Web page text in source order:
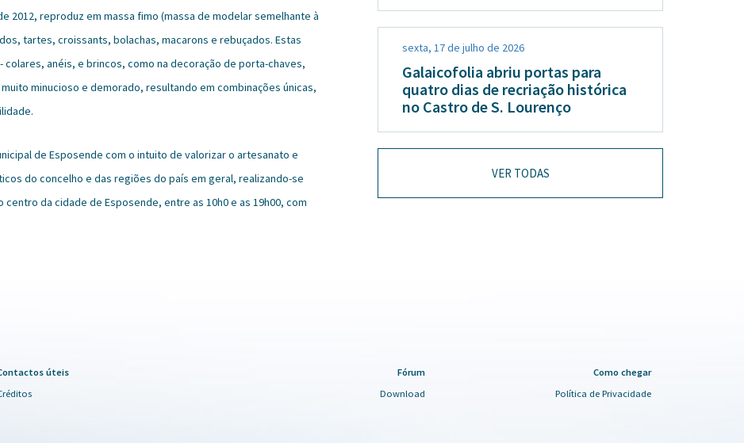
2012, reproduz em massa fimo (massa de modelar semelhante à
tartes, croissants, bolachas, macarons e rebuçados. Estas
anéis, e brincos, como na decoração de porta-chaves,
minucioso e demorado, resultando em combinações únicas,
de Esposende com o intuito de valorizar o artesanato e
do concelho e das regiões do país em geral, realizando-se
da cidade de Esposende, entre as 10h0 e as 19h00, com
sexta, 17 de julho de 2026
Galaicofolia abriu portas para
quatro dias de recriação histórica
no Castro de S. Lourenço
VER TODAS
úteis
Fórum
Download
Como chegar
Política de Privacidade